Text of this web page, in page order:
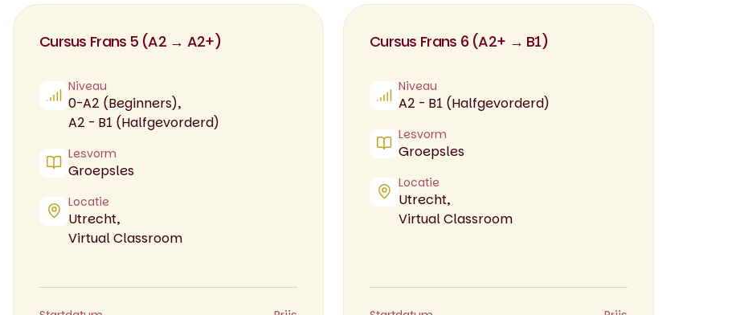
Cursus Frans 5 (A2 → A2+)
Niveau
0-A2 (Beginners),
A2 - B1 (Halfgevorderd)
Lesvorm
Groepsles
Locatie
Utrecht,
Virtual Classroom
Cursus Frans 6 (A2+ → B1)
Niveau
A2 - B1 (Halfgevorderd)
Lesvorm
Groepsles
Locatie
Utrecht,
Virtual Classroom